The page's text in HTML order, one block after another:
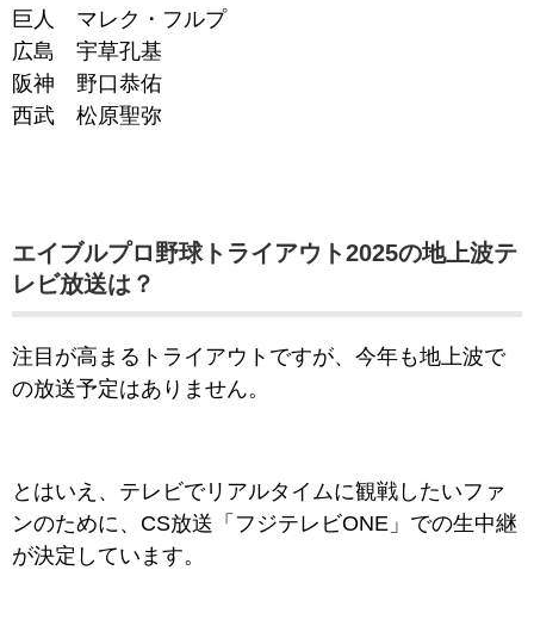
巨人 マレク・フルプ
広島 宇草孔基
阪神 野口恭佑
西武 松原聖弥
エイブルプロ野球トライアウト2025の地上波テ
レビ放送は？
注目が高まるトライアウトですが、今年も地上波で
の放送予定はありません。
とはいえ、テレビでリアルタイムに観戦したいファ
ンのために、CS放送「フジテレビONE」での生中継
が決定しています。